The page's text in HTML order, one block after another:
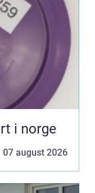
i norge
07 august 2026